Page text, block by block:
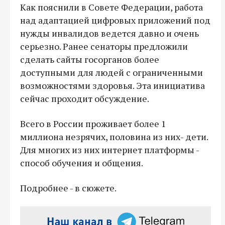
Как пояснили в Совете Федерации, работа
над адаптацией цифровых приложений под
нужды инвалидов ведется давно и очень
серьезно. Ранее сенаторы предложили
сделать сайты госорганов более
доступными для людей с ограниченными
возможностями здоровья. Эта инициатива
сейчас проходит обсуждение.
Всего в России проживает более 1
миллиона незрячих, половина из них- дети.
Для многих из них интернет платформы -
способ обучения и общения.
Подробнее - в сюжете.